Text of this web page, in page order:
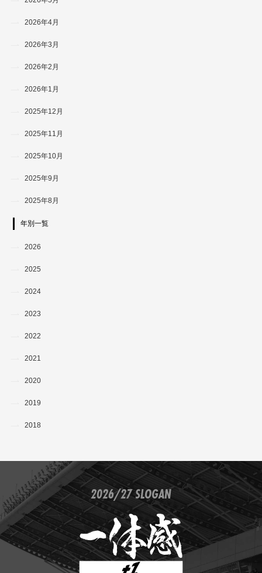
2026年4月
2026年3月
2026年2月
2026年1月
2025年12月
2025年11月
2025年10月
2025年9月
2025年8月
年別一覧
2026
2025
2024
2023
2022
2021
2020
2019
2018
2026/27 SLOGAN